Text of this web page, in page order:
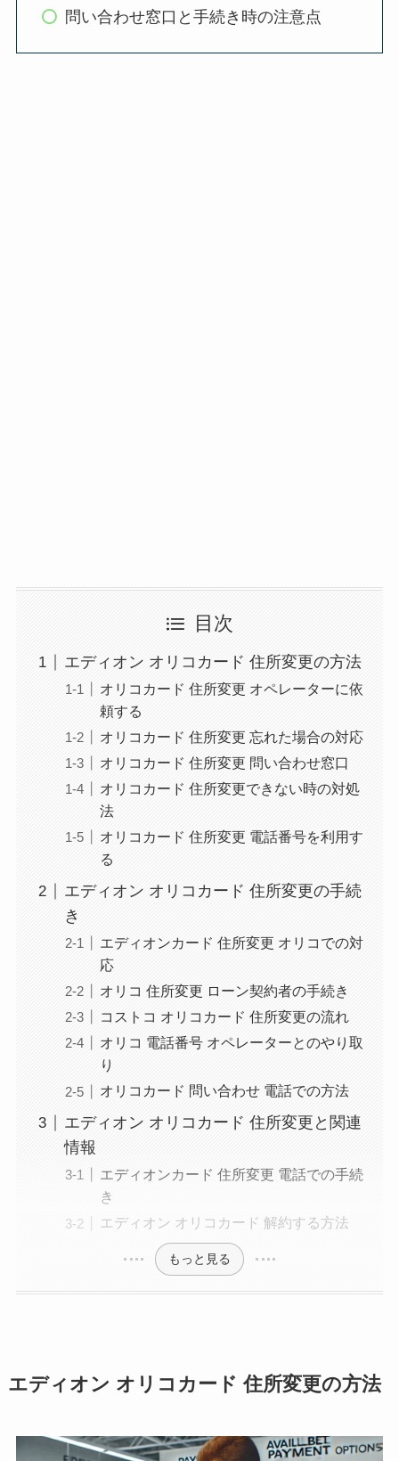
問い合わせ窓口と手続き時の注意点
目次
エディオン オリコカード 住所変更の方法
オリコカード 住所変更 オペレーターに依
頼する
オリコカード 住所変更 忘れた場合の対応
オリコカード 住所変更 問い合わせ窓口
オリコカード 住所変更できない時の対処
法
オリコカード 住所変更 電話番号を利用す
る
エディオン オリコカード 住所変更の手続
き
エディオンカード 住所変更 オリコでの対
応
オリコ 住所変更 ローン契約者の手続き
コストコ オリコカード 住所変更の流れ
オリコ 電話番号 オペレーターとのやり取
り
オリコカード 問い合わせ 電話での方法
エディオン オリコカード 住所変更と関連
情報
エディオンカード 住所変更 電話での手続
き
エディオン オリコカード 解約する方法
もっと見る
エディオン オリコカード 住所変更の方法